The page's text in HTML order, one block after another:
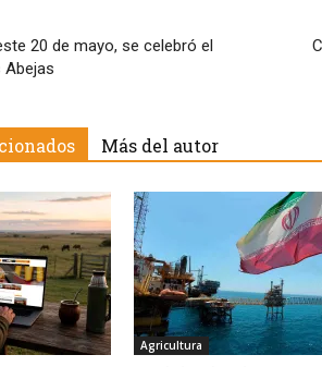
20 de mayo, se celebró el
Abejas
Más del autor
Agricultura